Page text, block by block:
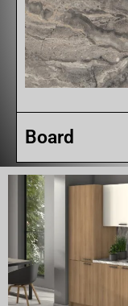
Board